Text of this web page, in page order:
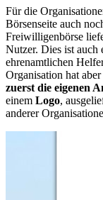
Für die
Börsenseite auch
Freiwilligenbörse
Nutzer. Dies ist auch
ehrenamtlichen
Organisation hat
zuerst die eigenen
einem Logo,
anderer